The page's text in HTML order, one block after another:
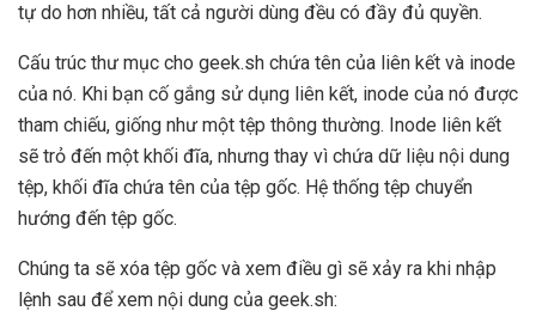
tự do hơn nhiều, tất cả người dùng đều có đầy đủ quyền.
Cấu trúc thư mục cho geek.sh chứa tên của liên kết và inode
của nó. Khi bạn cố gắng sử dụng liên kết, inode của nó được
tham chiếu, giống như một tệp thông thường. Inode liên kết
sẽ trỏ đến một khối đĩa, nhưng thay vì chứa dữ liệu nội dung
tệp, khối đĩa chứa tên của tệp gốc. Hệ thống tệp chuyển
hướng đến tệp gốc.
Chúng ta sẽ xóa tệp gốc và xem điều gì sẽ xảy ra khi nhập
lệnh sau để xem nội dung của geek.sh: